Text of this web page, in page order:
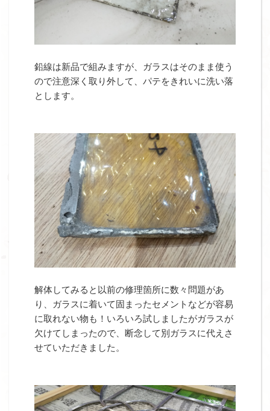
鉛線は新品で組みますが、ガラスはそのまま使う
ので注意深く取り外して、パテをきれいに洗い落
とします。
解体してみると以前の修理箇所に数々問題があ
り、ガラスに着いて固まったセメントなどが容易
に取れない物も！いろいろ試しましたがガラスが
欠けてしまったので、断念して別ガラスに代えさ
せていただきました。